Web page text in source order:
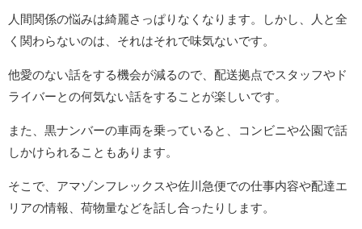
人間関係の悩みは綺麗さっぱりなくなります。しかし、人と全
く関わらないのは、それはそれで味気ないです。
他愛のない話をする機会が減るので、配送拠点でスタッフやド
ライバーとの何気ない話をすることが楽しいです。
また、黒ナンバーの車両を乗っていると、コンビニや公園で話
しかけられることもあります。
そこで、アマゾンフレックスや佐川急便での仕事内容や配達エ
リアの情報、荷物量などを話し合ったりします。